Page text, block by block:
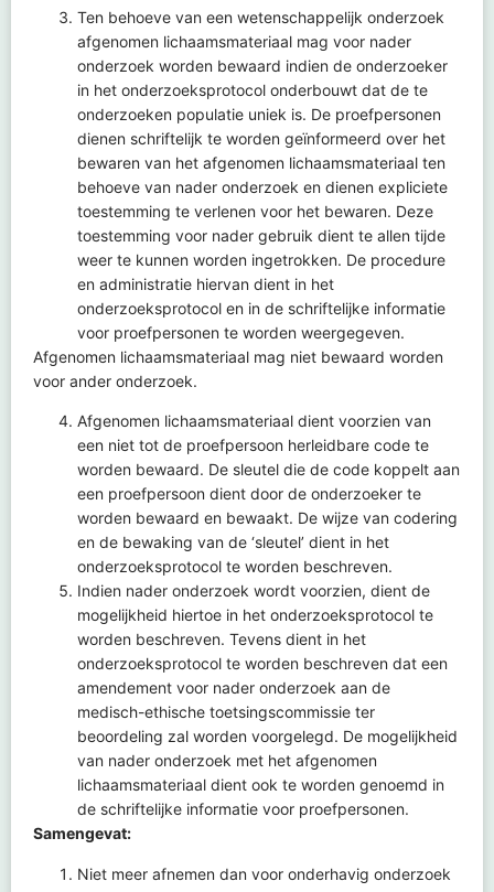
Ten behoeve van een wetenschappelijk onderzoek
afgenomen lichaamsmateriaal mag voor nader
onderzoek worden bewaard indien de onderzoeker
in het onderzoeksprotocol onderbouwt dat de te
onderzoeken populatie uniek is. De proefpersonen
dienen schriftelijk te worden geïnformeerd over het
bewaren van het afgenomen lichaamsmateriaal ten
behoeve van nader onderzoek en dienen expliciete
toestemming te verlenen voor het bewaren. Deze
toestemming voor nader gebruik dient te allen tijde
weer te kunnen worden ingetrokken. De procedure
en administratie hiervan dient in het
onderzoeksprotocol en in de schriftelijke informatie
voor proefpersonen te worden weergegeven.
Afgenomen lichaamsmateriaal mag niet bewaard worden
voor ander onderzoek.
Afgenomen lichaamsmateriaal dient voorzien van
een niet tot de proefpersoon herleidbare code te
worden bewaard. De sleutel die de code koppelt aan
een proefpersoon dient door de onderzoeker te
worden bewaard en bewaakt. De wijze van codering
en de bewaking van de ‘sleutel’ dient in het
onderzoeksprotocol te worden beschreven.
Indien nader onderzoek wordt voorzien, dient de
mogelijkheid hiertoe in het onderzoeksprotocol te
worden beschreven. Tevens dient in het
onderzoeksprotocol te worden beschreven dat een
amendement voor nader onderzoek aan de
medisch-ethische toetsingscommissie ter
beoordeling zal worden voorgelegd. De mogelijkheid
van nader onderzoek met het afgenomen
lichaamsmateriaal dient ook te worden genoemd in
de schriftelijke informatie voor proefpersonen.
Samengevat:
Niet meer afnemen dan voor onderhavig onderzoek